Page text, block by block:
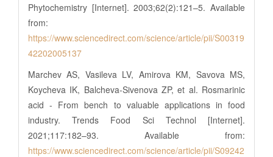
Phytochemistry [Internet]. 2003;62(2):121–5. Available
from:
https://www.sciencedirect.com/science/article/pii/S00319
42202005137
Marchev AS, Vasileva LV, Amirova KM, Savova MS,
Koycheva IK, Balcheva-Sivenova ZP, et al. Rosmarinic
acid - From bench to valuable applications in food
industry. Trends Food Sci Technol [Internet].
2021;117:182–93. Available from:
https://www.sciencedirect.com/science/article/pii/S09242